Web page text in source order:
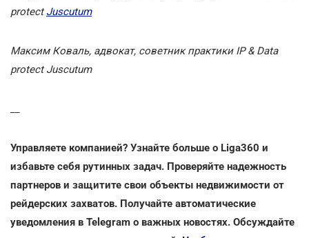
protectJuscutum
Максим Коваль, адвокат, советник практики IP & Data
protect Juscutum
Управляете компанией? Узнайте больше о Liga360 и
избавьте себя рутинных задач. Проверяйте надежность
партнеров и защитите свои объекты недвижимости от
рейдерских захватов. Получайте автоматические
уведомления в Telegram о важных новостях. Обсуждайте